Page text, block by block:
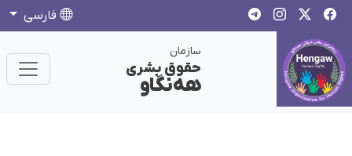
فارسی
سازمان
حقوق بشری
هەنگاو